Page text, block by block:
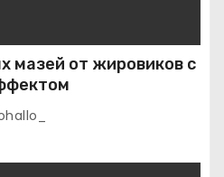
мазей от жировиков с